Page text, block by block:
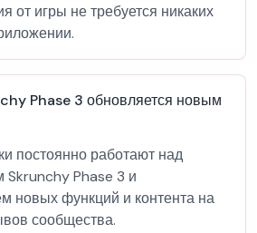
от игры не требуется никаких
Phase 3 обновляется новым
постоянно работают над
Skrunchy Phase 3 и
новых функций и контента на
сообщества.